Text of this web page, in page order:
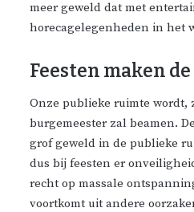
meer geweld dat met
horecagelegenheden in het
Feesten maken
Onze publieke ruimte wordt,
burgemeester zal beamen.
grof geweld in de publieke
dus bij feesten er
recht op massale
voortkomt uit andere